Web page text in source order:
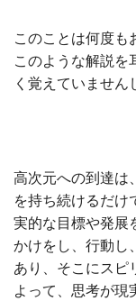
このことは何度も
このような解説を
く覚えていません
高次元への到達は
を持ち続けるだけ
実的な目標や発展
かけをし、行動し
あり、そこにスピ
よって、思考が現